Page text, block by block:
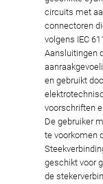
circuits met
connectoren
volgens IEC
Aansluitingen
en gebruikt
voorschriften
De gebruiker
te voorkomen
geschikt voor
de